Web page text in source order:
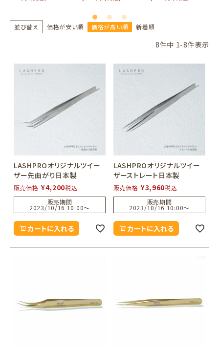
並び替え 価格が安い順 価格が高い順 新着順
8件中 1-8件表示
LASHPROオリジナルツイー
ザー先曲がり日本製
販売価格 ¥4,200税込
販売期間
2023/10/16 10:00〜
カートに入れる
LASHPROオリジナルツイー
ザーストレート日本製
販売価格 ¥3,960税込
販売期間
2023/10/16 10:00〜
カートに入れる